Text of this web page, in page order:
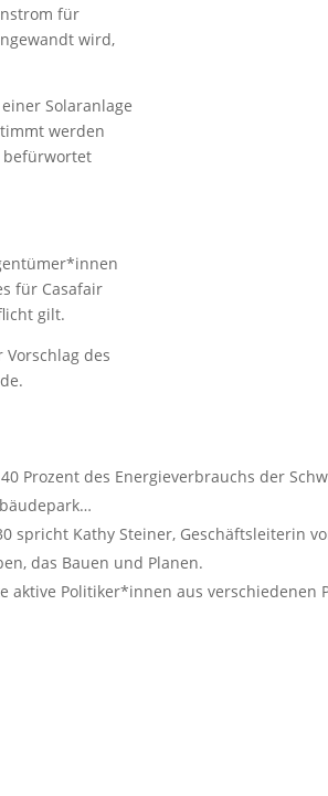
für
wird,
Solaranlage
werden
befürwortet
für Casafair
gilt.
des
Prozent des Energieverbrauchs der
spricht Kathy Steiner, Geschäftsleiterin
das Bauen und Planen.
aktive Politiker*innen aus verschiedenen